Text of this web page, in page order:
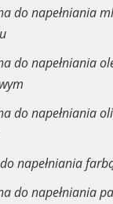
do napełniania
do napełniania
do napełniania
napełniania
do napełniania